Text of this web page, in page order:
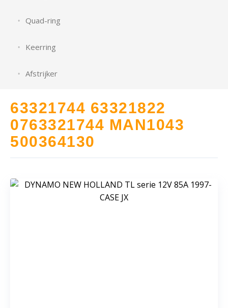
Quad-ring
Keerring
Afstrijker
63321744 63321822
0763321744 MAN1043
500364130